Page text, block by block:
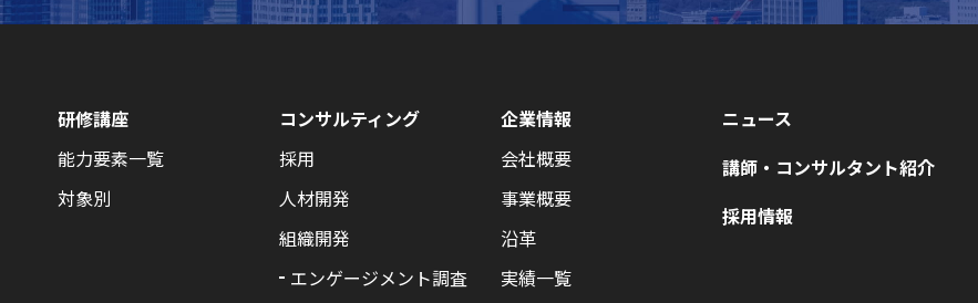
研修講座
能力要素一覧
対象別
コンサルティング
採用
人材開発
組織開発
エンゲージメント調査
企業情報
会社概要
事業概要
沿革
実績一覧
ニュース
講師・コンサルタント紹介
採用情報